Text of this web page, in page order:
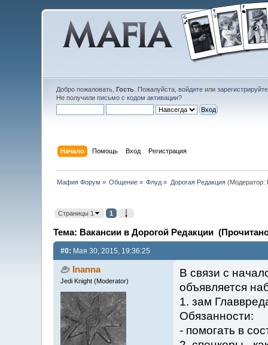
Добро пожаловать, Гость. Пожалуйста, войдитеили
Не получили письмо с кодом активации?
Начало Помощь Вход Регистрация
Мафия Форум » Общение » Флуд » Дорогая Редакция(Модератор:
Страницы 1 1
Тема: Вакансии в Дорогой Редакции (Прочитано
#0: Мая 30, 2015, 19:36:25
Inanna
Jedi Knight (Moderator)
В связи с
объявляется
1. зам
Обязанности:
- помогать в